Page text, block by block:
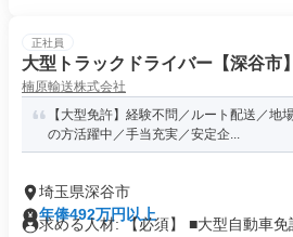
正社員
大型トラックドライバー【深谷市】
楠原輸送株式会社
【大型免許】経験不問／ルート配送／地
の方活躍中／手当充実／安定企...
埼玉県深谷市
年俸492万円以上
求める人材: 【必須】 ■大型自動車